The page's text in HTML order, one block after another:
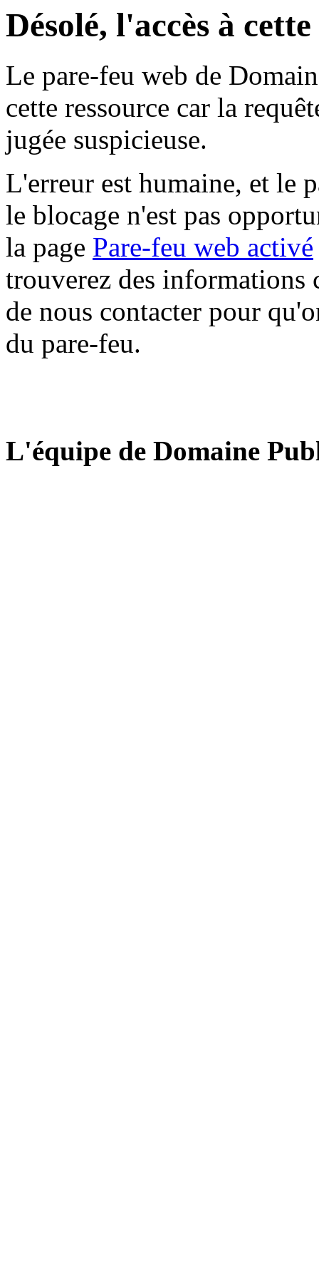
Désolé, l'accès à
Le pare-feu web de
cette ressource car la
jugée suspicieuse.
L'erreur est humaine, et le
le blocage n'est pas
la page Pare-feu web activé
trouverez des informations
de nous contacter pour
du pare-feu.
L'équipe de Domaine